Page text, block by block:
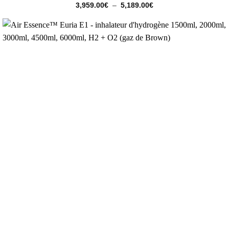
Note5 sur
3,959.00€ – 5,189.00€Plage
3,959.00€
à
5,189.00€